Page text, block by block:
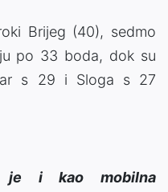
Brijeg (40), sedmo
po 33 boda, dok su
s 29 i Sloga s 27
je i kao mobilna